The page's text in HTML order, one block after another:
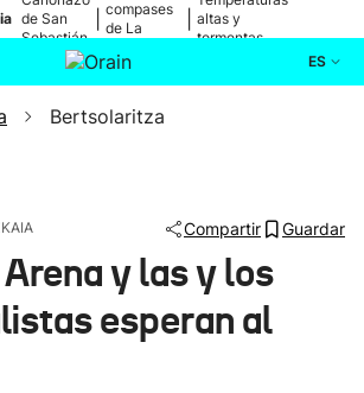
de San
Sebastián
compases
de La
altas y
tormentas
ES
Actualidad
Ikusmiran
Bertsolaritza
Compartir Guardar
y las y los
esperan al